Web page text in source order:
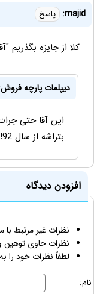
majid: پاسخ
کلا از جایزه بگذریم
دیپلمات پارچه
این آقا حتی
بتراشه از سال 92! حالا بقیه مسایل پیش کش.....
افزودن دیدگاه
نظرات غیر مرتبط
نظرات حاوی توهین
لطفاً نظرات خود را
نام: